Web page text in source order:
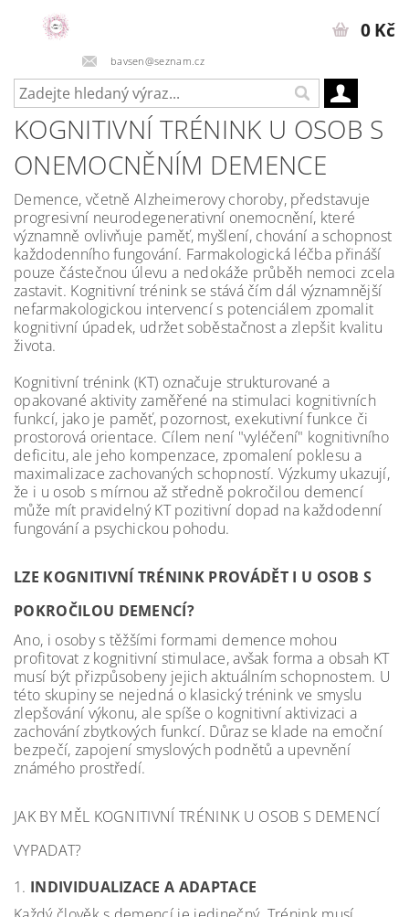
bavsen@seznam.cz
0 Kč
KOGNITIVNÍ TRÉNINK U OSOB S
ONEMOCNĚNÍM DEMENCE
Demence, včetně Alzheimerovy choroby, představuje
progresivní neurodegenerativní onemocnění, které
významně ovlivňuje paměť, myšlení, chování a schopnost
každodenního fungování. Farmakologická léčba přináší
pouze částečnou úlevu a nedokáže průběh nemoci zcela
zastavit. Kognitivní trénink se stává čím dál významnější
nefarmakologickou intervencí s potenciálem zpomalit
kognitivní úpadek, udržet soběstačnost a zlepšit kvalitu
života.
Kognitivní trénink (KT) označuje strukturované a
opakované aktivity zaměřené na stimulaci kognitivních
funkcí, jako je paměť, pozornost, exekutivní funkce či
prostorová orientace. Cílem není "vyléčení" kognitivního
deficitu, ale jeho kompenzace, zpomalení poklesu a
maximalizace zachovaných schopností. Výzkumy ukazují,
že i u osob s mírnou až středně pokročilou demencí
může mít pravidelný KT pozitivní dopad na každodenní
fungování a psychickou pohodu.
LZE KOGNITIVNÍ TRÉNINK PROVÁDĚT I U OSOB S
POKROČILOU DEMENCÍ?
Ano, i osoby s těžšími formami demence mohou
profitovat z kognitivní stimulace, avšak forma a obsah KT
musí být přizpůsobeny jejich aktuálním schopnostem. U
této skupiny se nejedná o klasický trénink ve smyslu
zlepšování výkonu, ale spíše o kognitivní aktivizaci a
zachování zbytkových funkcí. Důraz se klade na emoční
bezpečí, zapojení smyslových podnětů a upevnění
známého prostředí.
JAK BY MĚL KOGNITIVNÍ TRÉNINK U OSOB S DEMENCÍ
VYPADAT?
1. INDIVIDUALIZACE A ADAPTACE